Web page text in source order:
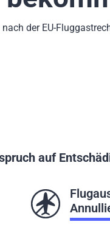
der EU-
auf